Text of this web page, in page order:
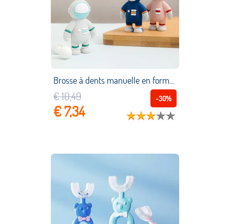
Brosse à dents manuelle en forme de U pour bébé, 360 degrés, astronaute mignon, entraînement, soins buccaux, nettoyage, anneau de dentition pour tout petit
-30%
€ 10,49
€ 7,34